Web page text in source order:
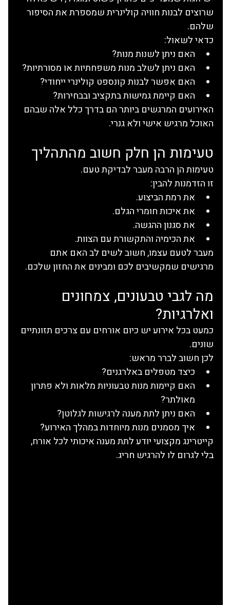
שרוצים לבנות חוויה קולינרית שמספרת את הסיפור
שלהם.
כדאי לשאול:
האם ניתן לשנות מנות?
האם ניתן לשלב מנות משפחתיות או מסורתיות?
האם אפשר לבנות קונספט קולינרי ייחודי?
האם קיימת גמישות בתקציב ובבחירות?
האירועים המרגשים ביותר הם בדרך כלל אלה שבהם
האוכל מרגיש אישי ולא גנרי.
טעימות הן חלק חשוב מהתהליך
טעימות הן הרבה מעבר לבדיקת טעם.
זו הזדמנות להבין:
את רמת הביצוע.
את איכות חומרי הגלם.
את סגנון ההגשה.
את הכימיה והתקשורת עם הצוות.
מעבר לטעם עצמו, חשוב לשים לב האם אתם
מרגישים שמקשיבים לכם ומבינים את החזון שלכם.
מה לגבי טבעונים, צמחונים
ואלרגיות?
כמעט בכל אירוע יש כיום אורחים עם צרכים תזונתיים
שונים.
לכן חשוב לברר מראש:
כיצד מטפלים באלרגנים?
האם קיימות מנות טבעוניות מלאות ולא פתרון
מאולתר?
האם ניתן לתת מענה לרגישות לגלוטן?
איך מסמנים מנות מיוחדות במהלך האירוע?
קייטרינג מקצועי יודע לתת מענה איכותי לכל אורח,
בלי לגרום לו להרגיש חריג.